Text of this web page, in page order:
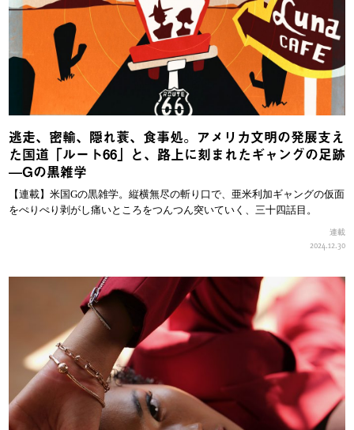
逃走、密輸、隠れ蓑、食事処。アメリカ文明の発展支え
た国道「ルート66」と、路上に刻まれたギャングの足跡
—Gの黒雑学
【連載】米国Gの黒雑学。縦横無尽の斬り口で、亜米利加ギャングの仮面
をぺりぺり剥がし痛いところをつんつん突いていく、三十四話目。
連載
2024.12.30